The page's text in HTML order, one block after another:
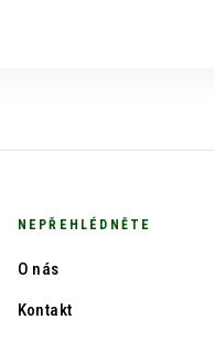
NEPŘEHLÉDNĚTE
O nás
Kontakt